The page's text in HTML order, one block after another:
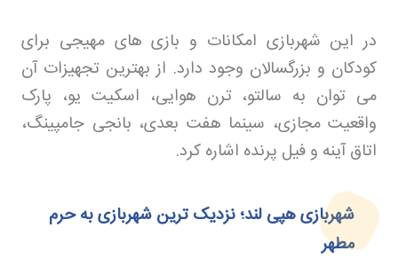
در این شهربازی امکانات و بازی های مهیجی برای
کودکان و بزرگسالان وجود دارد. از بهترین تجهیزات آن
می توان به سالتو، ترن هوایی، اسکیت یو، پارک
واقعیت مجازی، سینما هفت بعدی، بانجی جامپینگ،
اتاق آینه و فیل پرنده اشاره کرد.
شهربازی هپی لند؛ نزدیک ترین شهربازی به حرم
مطهر